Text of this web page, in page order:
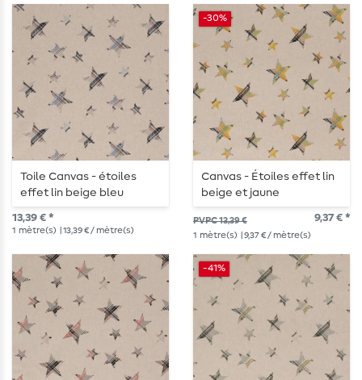
Toile Canvas - étoiles
effet lin beige bleu
13,39 € *
1 mètre(s) | 13,39 € / mètre(s)
-30%
Canvas - Étoiles effet lin
beige et jaune
PVPC 13,39 € 9,37 € *
1 mètre(s) | 9,37 € / mètre(s)
-41%